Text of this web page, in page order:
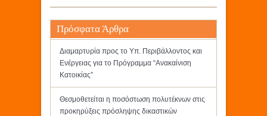
Πρόσφατα Άρθρα
Διαμαρτυρία προς το Υπ. Περιβάλλοντος και
Ενέργειας για το Πρόγραμμα “Ανακαίνιση
Κατοικίας”
Θεσμοθετείται η ποσόστωση πολυτέκνων στις
προκηρύξεις πρόσληψης δικαστικών